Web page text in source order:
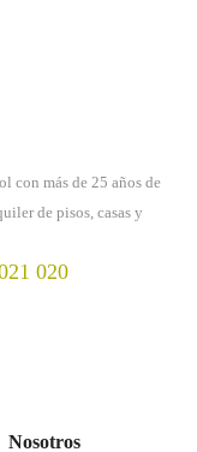
con más de 25 años de
de pisos, casas y
020
Nosotros